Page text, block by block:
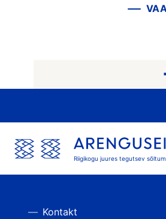
Riigikogu juures tegutsev
Kontakt